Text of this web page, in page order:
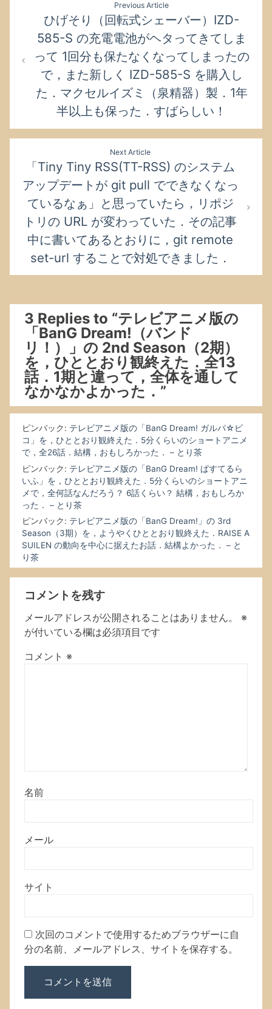
ゲ
Previous Article
ひげそり（回転式シェーバー）IZD-
585-S の充電電池がヘタってきてしま
って 1回分も保たなくなってしまったの
で，また新しく IZD-585-S を購入し
た．マクセルイズミ（泉精器）製．1年
半以上も保った．すばらしい！
Next Article
「Tiny Tiny RSS(TT-RSS) のシステム
アップデートが git pull でできなくなっ
ているなぁ」と思っていたら，リポジ
トリの URL が変わっていた．その記事
中に書いてあるとおりに，git remote
set-url することで対処できました．
3 Replies to “テレビアニメ版の
「BanG Dream!（バンド
リ！）」の 2nd Season（2期）
を，ひととおり観終えた．全13
話．1期と違って，全体を通して
なかなかよかった．”
ピンバック: テレビアニメ版の「BanG Dream! ガルパ☆ピ
コ」を，ひととおり観終えた．5分くらいのショートアニメ
で，全26話．結構，おもしろかった． – とり茶
ピンバック: テレビアニメ版の「BanG Dream! ぱすてるら
いふ」を，ひととおり観終えた．5分くらいのショートアニ
メで，全何話なんだろう？ 6話くらい？ 結構，おもしろか
った． – とり茶
ピンバック: テレビアニメ版の「BanG Dream!」の 3rd
Season（3期）を，ようやくひととおり観終えた．RAISE A
SUILEN の動向を中心に据えたお話．結構よかった． – と
り茶
コメントを残す
メールアドレスが公開されることはありません。
※
が付いている欄は必須項目です
コメント ※
名前
メール
サイト
次回のコメントで使用するためブラウザーに自
分の名前、メールアドレス、サイトを保存する。